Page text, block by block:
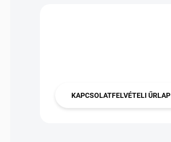
KAPCSOLATFELVÉTELI ŰRLAP